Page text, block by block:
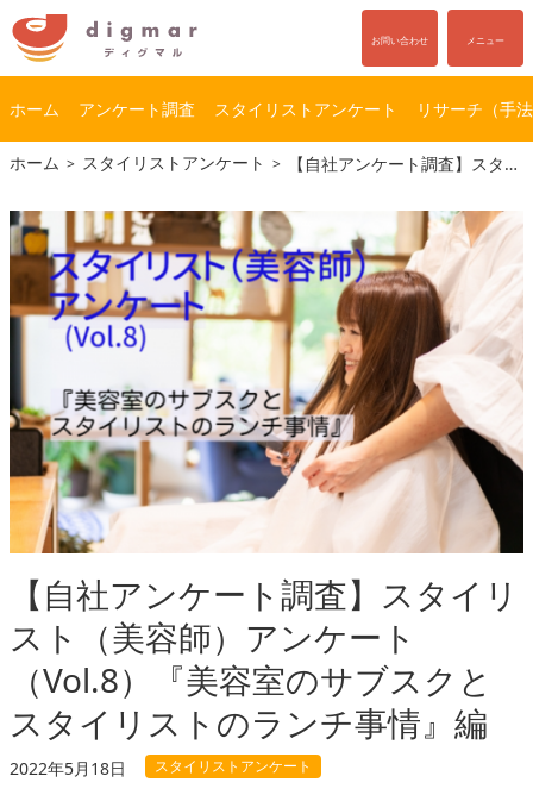
コ
ン
ン
ツ
へ
キ
ナ
ビ
ー
シ
ョ
に
お問い合わせ メニュー
ホーム アンケート調査 スタイリストアンケート リサーチ（手
ホーム スタイリストアンケート 【自社アンケート調査】スタイリスト（美容師）アンケート（Vol.8）『美容室のサブスクとスタイリストのランチ事情』編
【自社アンケート調査】スタイリ
スト（美容師）アンケート
（Vol.8）『美容室のサブスクと
スタイリストのランチ事情』編
2022年5月18日 スタイリストアンケート